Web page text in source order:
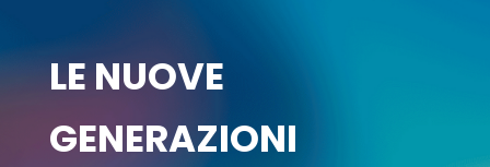
LE NUOVE
GENERAZIONI